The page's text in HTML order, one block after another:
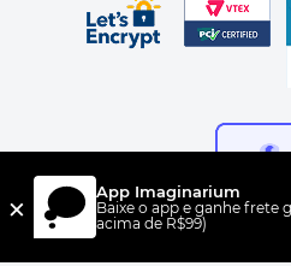
× App Imaginarium
Baixe o app e ganhe frete
acima de R$99)